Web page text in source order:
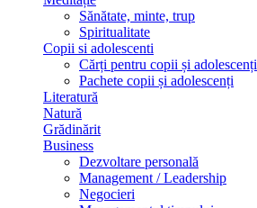
Sănătate, minte, trup
Spiritualitate
Copii si adolescenti
Cărți pentru copii și adolescenți
Pachete copii și adolescenți
Literatură
Natură
Grădinărit
Business
Dezvoltare personală
Management / Leadership
Negocieri